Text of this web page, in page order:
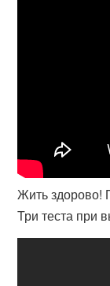
Жить здорово!
Три теста при